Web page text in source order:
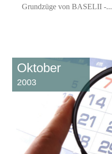
Grundzüge von BASELII -...
Oktober
2003